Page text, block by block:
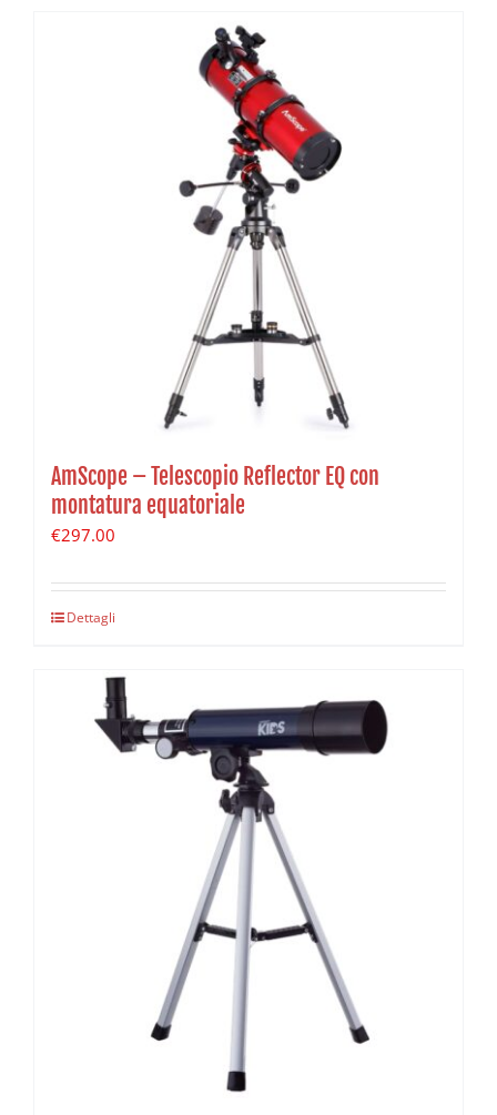
AmScope – Telescopio Reflector EQ con
montatura equatoriale
€297.00
Dettagli